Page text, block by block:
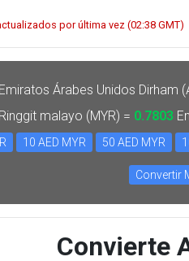
por última vez (02:38 GMT)
Emiratos Árabes Unidos Dirham
Ringgit malayo (MYR) = 0.7803
10 AED MYR 50 AED MYR
Convertir
Convierte